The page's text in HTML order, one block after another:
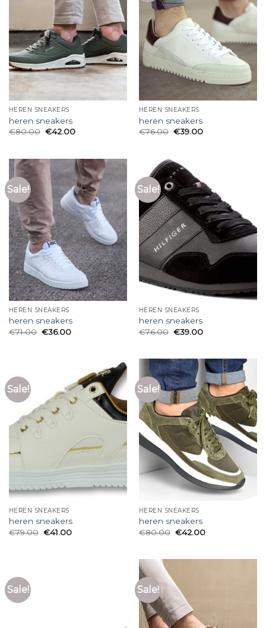
HEREN SNEAKERS
heren sneakers
€80.00 €42.00
HEREN SNEAKERS
heren sneakers
€76.00 €39.00
Sale!
HEREN SNEAKERS
heren sneakers
€71.00 €36.00
Sale!
HEREN SNEAKERS
heren sneakers
€76.00 €39.00
Sale!
HEREN SNEAKERS
heren sneakers
€79.00 €41.00
Sale!
HEREN SNEAKERS
heren sneakers
€80.00 €42.00
Sale! Sale!